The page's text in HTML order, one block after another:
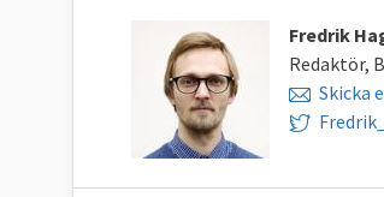
Fredrik
Redaktör,
Skicka